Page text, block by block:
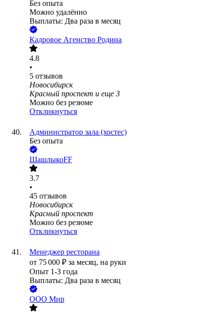
Без опыта
Можно удалённо
Выплаты: Два раза в месяц
Кадровое Агенство Родина
4.8
•
5 отзывов
Новосибирск
Красный проспект и еще 3
Можно без резюме
Откликнуться
Администратор зала (хостес)
Без опыта
ШашлыкоFF
3.7
•
45 отзывов
Новосибирск
Красный проспект
Можно без резюме
Откликнуться
Менеджер ресторана
от 75 000 ₽ за месяц, на руки
Опыт 1-3 года
Выплаты: Два раза в месяц
ООО Мир